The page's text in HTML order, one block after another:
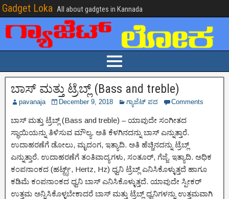
Gadget Loka All about gadgtes in Kannada
ಬಾಸ್ ಮತ್ತು ಟ್ರೆಬ್ಲ್ (Bass and treble)
pavanaja December 9, 2018 ಗ್ಯಾಜೆಟ್ ಪದ Comments
ಬಾಸ್ ಮತ್ತು ಟ್ರೆಬ್ಲ್ (Bass and treble) – ಯಾವುದೇ ಸಂಗೀತದ
ಸ್ಥಾಯಿಯನ್ನು ತಿಳಿಸುವ ಮೌಲ್ಯ. ಅತಿ ಕೆಳಗಿನದನ್ನು ಬಾಸ್ ಎನ್ನುತ್ತಾರೆ.
ಉದಾಹರಣೆಗೆ ಡೋಲು, ಮೃದಂಗ, ಇತ್ಯಾದಿ. ಅತಿ ಹೆಚ್ಚಿನದನ್ನು ಟ್ರೆಬ್ಲ್
ಎನ್ನುತ್ತಾರೆ. ಉದಾಹರಣೆಗೆ ತಂತಿವಾದ್ಯಗಳು, ಸಂತೂರ್, ಗೆಜ್ಜೆ, ಇತ್ಯಾದಿ. ಅಧಿಕ
ಕಂಪನಾಂಕದ (ಹರ್ಟ್ಝ್, Hertz, Hz) ಧ್ವನಿ ಟ್ರೆಬ್ಲ್ ಎನಿಸಿಕೊಳ್ಳುತ್ತದೆ ಹಾಗೂ
ಕಡಿಮೆ ಕಂಪನಾಂಕದ ಧ್ವನಿ ಬಾಸ್ ಎನಿಸಿಕೊಳ್ಳುತ್ತದೆ. ಯಾವುದೇ ಸ್ಪೀಕರ್
ಉತ್ತಮ ಅನ್ನಿಸಿಕೊಳ್ಳಬೇಕಾದರೆ ಬಾಸ್ ಮತ್ತು ಟ್ರೆಬ್ಲ್ ಧ್ವನಿಗಳನ್ನು ಉತ್ತಮವಾಗಿ